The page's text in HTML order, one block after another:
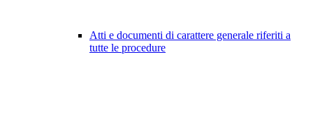
Atti e documenti di carattere generale riferiti a
tutte le procedure